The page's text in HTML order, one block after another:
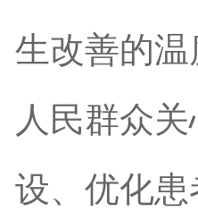
生改善的
人民群众
设、优化